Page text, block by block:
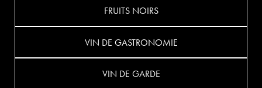
FRUITS NOIRS
VIN DE GASTRONOMIE
VIN DE GARDE